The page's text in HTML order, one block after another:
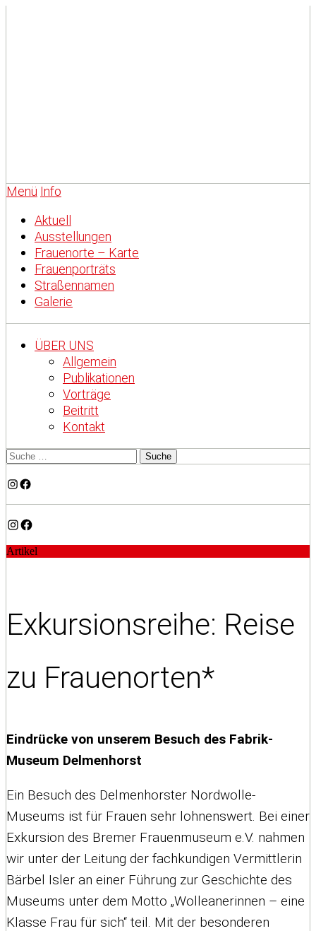
Menü Info
Aktuell
Ausstellungen
Frauenorte – Karte
Frauenporträts
Straßennamen
Galerie
ÜBER UNS
Allgemein
Publikationen
Vorträge
Beitritt
Kontakt
Instagram
Facebook
Instagram
Facebook
Artikel
Exkursionsreihe: Reise
zu Frauenorten*
Eindrücke von unserem Besuch des Fabrik-
Museum Delmenhorst
Ein Besuch des Delmenhorster Nordwolle-
Museums ist für Frauen sehr lohnenswert. Bei einer
Exkursion des Bremer Frauenmuseum e.V. nahmen
wir unter der Leitung der fachkundigen Vermittlerin
Bärbel Isler an einer Führung zur Geschichte des
Museums unter dem Motto „Wolleanerinnen – eine
Klasse Frau für sich“ teil. Mit der besonderen